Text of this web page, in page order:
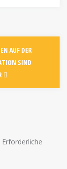
AUF DER
SIND
Erforderliche